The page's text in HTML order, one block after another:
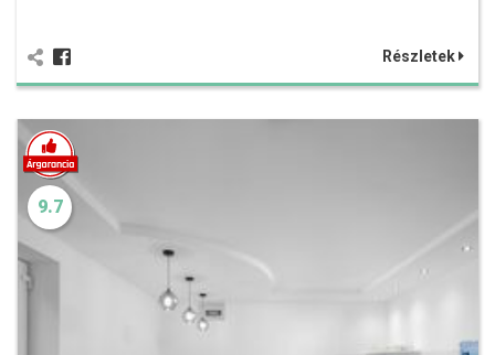
Részletek
9.7